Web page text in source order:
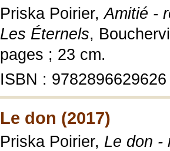
Priska Poirier,Amitié -
Les Éternels,
pages ; 23 cm.
ISBN : 9782896629626
Le don (2017)
Priska Poirier, Le don -